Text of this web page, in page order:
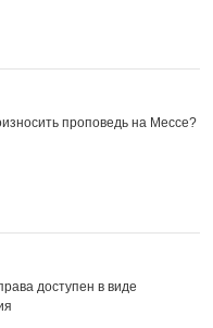
проповедь на Мессе?
доступен в виде